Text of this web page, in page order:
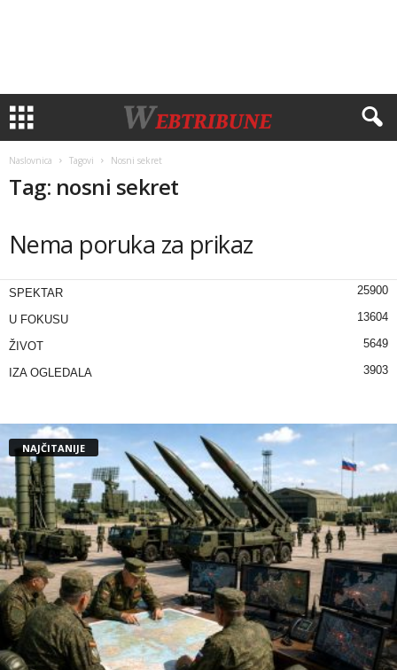
Naslovnica Tagovi Nosni sekret
Tag: nosni sekret
Nema poruka za prikaz
SPEKTAR 25900
U FOKUSU 13604
ŽIVOT 5649
IZA OGLEDALA 3903
NAJČITANIJE